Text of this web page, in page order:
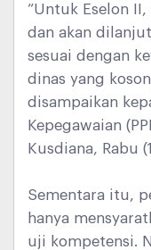
“Untuk Eselon
dan akan
sesuai dengan
dinas yang
disampaikan
Kepegawaian
Kusdiana, Rabu
Sementara itu,
hanya
uji kompetensi.